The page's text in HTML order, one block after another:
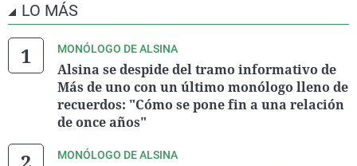
LO MÁS
MONÓLOGO DE ALSINA
Alsina se despide del tramo informativo de
Más de uno con un último monólogo lleno de
recuerdos: "Cómo se pone fin a una relación
de once años"
MONÓLOGO DE ALSINA